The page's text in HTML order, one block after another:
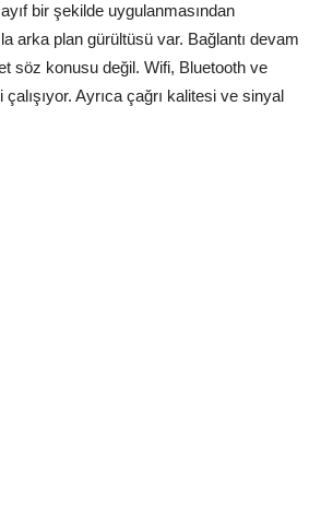
bir şekilde uygulanmasından
arka plan gürültüsü var. Bağlantı devam
söz konusu değil. Wifi, Bluetooth ve
Ayrıca çağrı kalitesi ve sinyal